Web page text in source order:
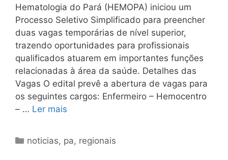
Hematologia do Pará (HEMOPA) iniciou um
Processo Seletivo Simplificado para preencher
duas vagas temporárias de nível superior,
trazendo oportunidades para profissionais
qualificados atuarem em importantes funções
relacionadas à área da saúde. Detalhes das
Vagas O edital prevê a abertura de vagas para
os seguintes cargos: Enfermeiro – Hemocentro
– … Ler mais
Categorias
noticias, pa, regionais